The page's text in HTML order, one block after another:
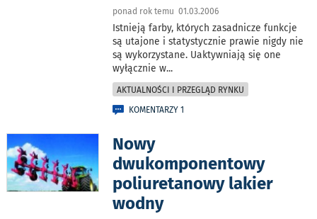
ponad rok temu 01.03.2006
Istnieją farby, których zasadnicze funkcje
są utajone i statystycznie prawie nigdy nie
są wykorzystane. Uaktywniają się one
wyłącznie w...
AKTUALNOŚCI I PRZEGLĄD RYNKU
KOMENTARZY 1
Nowy
dwukomponentowy
poliuretanowy lakier
wodny